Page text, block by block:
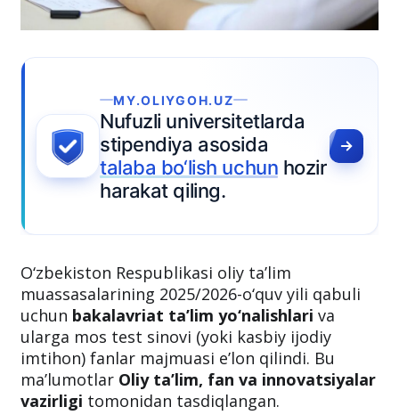
O‘zbekiston Respublikasi oliy ta’lim
muassasalarining 2025/2026-o‘quv yili qabuli
uchunbakalavriat ta’lim yo‘nalishlariva
ularga mos test sinovi (yoki kasbiy ijodiy